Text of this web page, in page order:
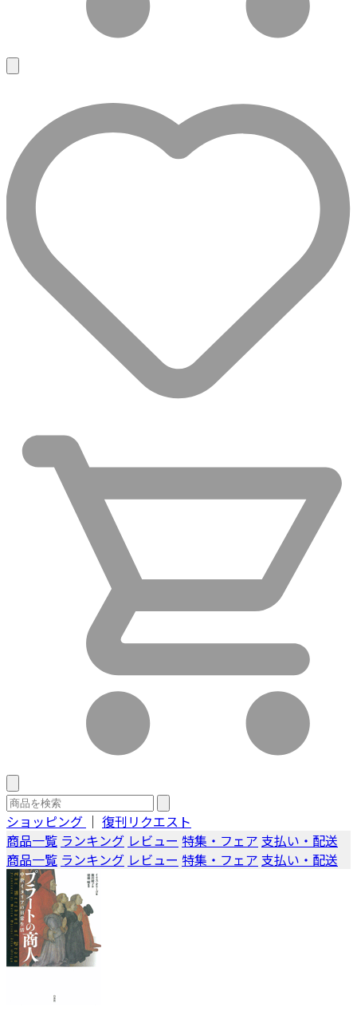
ショッピング ｜ 復刊リクエスト
商品一覧 ランキング レビュー 特集・フェア 支払い・配送
商品一覧 ランキング レビュー 特集・フェア 支払い・配送